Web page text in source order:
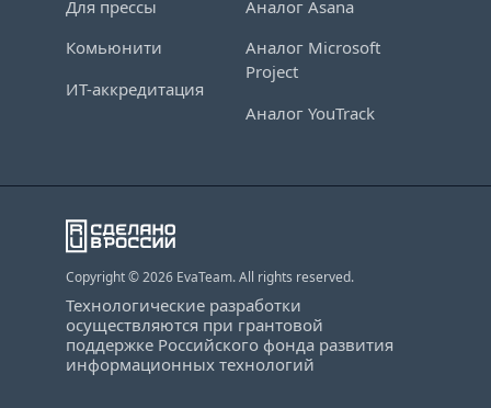
Для прессы
Комьюнити
ИТ-аккредитация
Аналог Asana
Аналог Microsoft
Project
Аналог YouTrack
Copyright © 2026 EvaTeam. All rights reserved.
Технологические разработки
осуществляются при грантовой
поддержке Российского фонда развития
информационных технологий